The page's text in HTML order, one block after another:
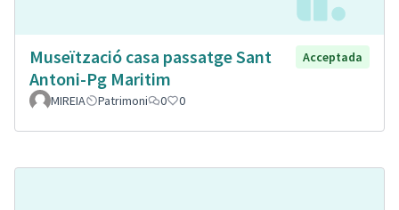
Museïtzació casa passatge Sant
Antoni-Pg Maritim
Acceptada
MIREIA Patrimoni 0 0